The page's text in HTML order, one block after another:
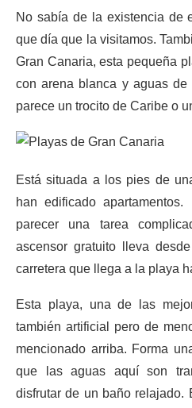
No sabía de la existencia de
que día que la visitamos.
Gran Canaria, esta pequeña
con arena blanca y aguas de
parece un trocito de Caribe o
Está situada a los pies de
han edificado
parecer una tarea
ascensor gratuito lleva
carretera que llega a la playa
Esta playa, una de las
también artificial pero de
mencionado arriba. Forma
que las aguas aquí son
disfrutar de un baño relajado.